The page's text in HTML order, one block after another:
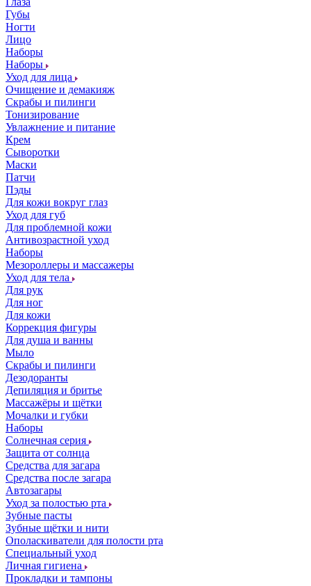
Губы
Ногти
Лицо
Наборы
Наборы
Уход для лица
Очищение и демакияж
Скрабы и пилинги
Тонизирование
Увлажнение и питание
Крем
Сыворотки
Маски
Патчи
Пэды
Для кожи вокруг глаз
Уход для губ
Для проблемной кожи
Антивозрастной уход
Наборы
Мезороллеры и массажеры
Уход для тела
Для рук
Для ног
Для кожи
Коррекция фигуры
Для душа и ванны
Мыло
Скрабы и пилинги
Дезодоранты
Депиляция и бритье
Массажёры и щётки
Мочалки и губки
Наборы
Солнечная серия
Защита от солнца
Средства для загара
Средства после загара
Автозагары
Уход за полостью рта
Зубные пасты
Зубные щётки и нити
Ополаскиватели для полости рта
Специальный уход
Личная гигиена
Прокладки и тампоны